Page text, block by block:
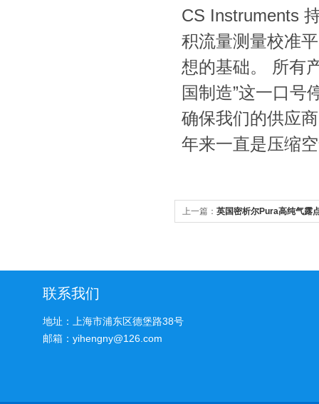
CS Instruments
积流量测量校准
想的基础。 所有
国制造”这一口号
确保我们的供应
年来一直是压缩
上一篇： 英国密析尔Pura高纯气露
联系我们
地址：上海市浦东区德堡路38号
邮箱：yihengny@126.com